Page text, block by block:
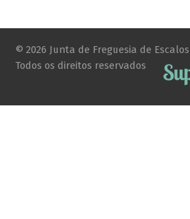
© 2026 Junta de Freguesia de
Todos os direitos reservados